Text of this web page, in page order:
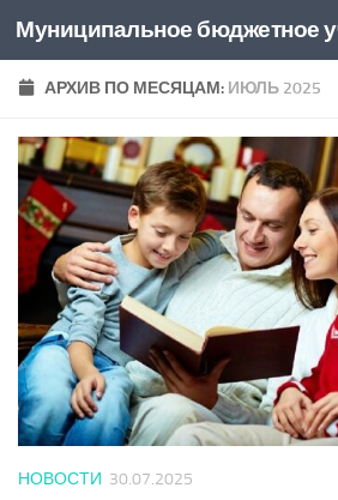
Перейти к содержимому
АРХИВ ПО МЕСЯЦАМ: ИЮЛЬ 2025
НОВОСТИ 30.07.2025